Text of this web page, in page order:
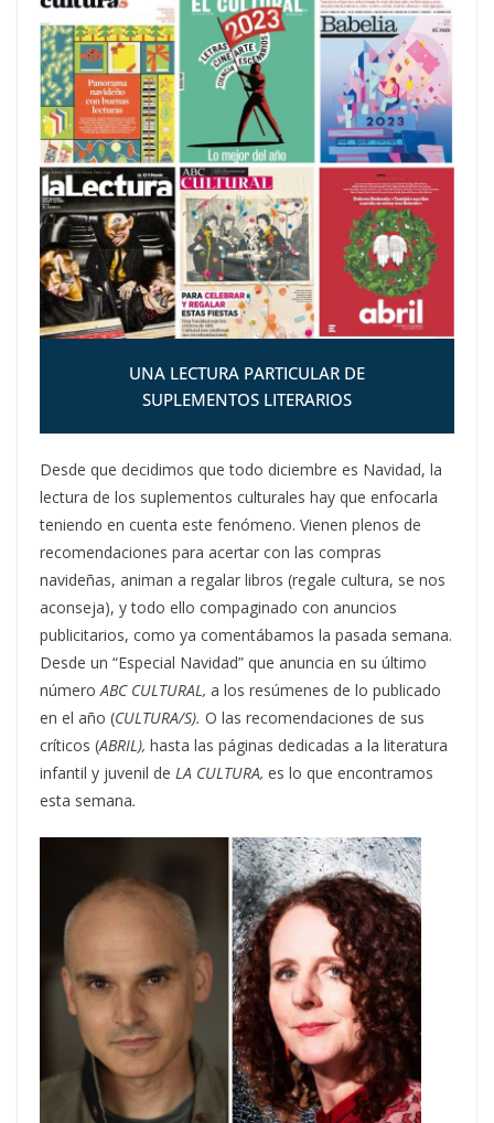
UNA LECTURA PARTICULAR DE
SUPLEMENTOS LITERARIOS
Desde que decidimos que todo diciembre es Navidad, la
lectura de los suplementos culturales hay que enfocarla
teniendo en cuenta este fenómeno. Vienen plenos de
recomendaciones para acertar con las compras
navideñas, animan a regalar libros (regale cultura, se nos
aconseja), y todo ello compaginado con anuncios
publicitarios, como ya comentábamos la pasada semana.
Desde un “Especial Navidad” que anuncia en su último
número ABC CULTURAL, a los resúmenes de lo publicado
en el año (CULTURA/S). O las recomendaciones de sus
críticos (ABRIL), hasta las páginas dedicadas a la literatura
infantil y juvenil de LA CULTURA, es lo que encontramos
esta semana.